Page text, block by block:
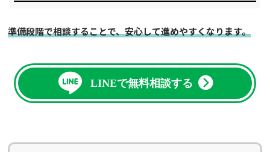
準備段階で相談することで、安心して進めやすくなります。
LINEで無料相談する